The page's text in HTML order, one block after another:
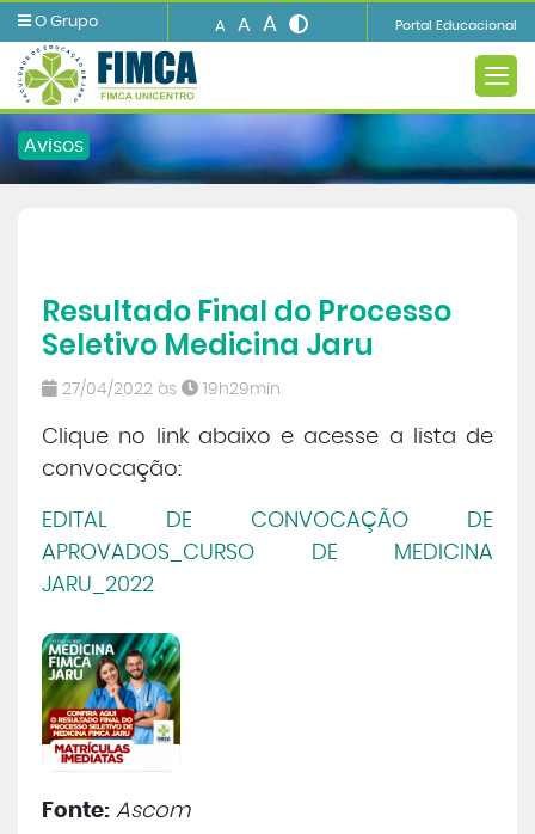
O Grupo A A A Portal Educacional
Cursos deGraduação
Cursos dePós e Extensão
Cursos de
Ensino
Informações e Serviços
Biblioteca
Imprensa
Central de Atendimento
Avisos
Resultado Final do Processo
Seletivo Medicina Jaru
27/04/2022 às 19h29min
Clique no link abaixo e acesse a lista de
convocação:
EDITAL DE CONVOCAÇÃO DE
APROVADOS_CURSO DE MEDICINA
JARU_2022
Fonte: Ascom